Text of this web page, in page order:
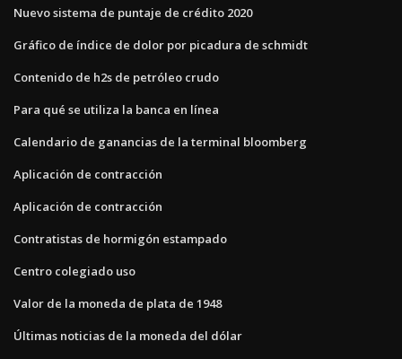
Nuevo sistema de puntaje de crédito 2020
Gráfico de índice de dolor por picadura de schmidt
Contenido de h2s de petróleo crudo
Para qué se utiliza la banca en línea
Calendario de ganancias de la terminal bloomberg
Aplicación de contracción
Aplicación de contracción
Contratistas de hormigón estampado
Centro colegiado uso
Valor de la moneda de plata de 1948
Últimas noticias de la moneda del dólar